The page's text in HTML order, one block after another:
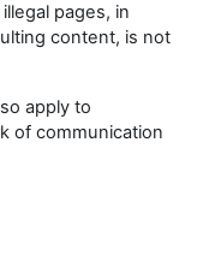
pages, in
content, is not
apply to
of communication